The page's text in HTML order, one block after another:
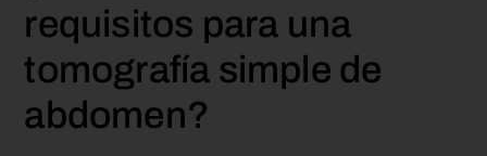
requisitos para una
tomografía simple de
abdomen?